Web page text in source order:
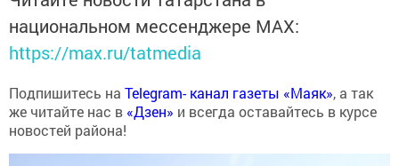
национальном мессенджере MАХ:
https://max.ru/tatmedia
Подпишитесь на Telegram- канал газеты «Маяк», а так
же читайте нас в «Дзен» и всегда оставайтесь в курсе
новостей района!